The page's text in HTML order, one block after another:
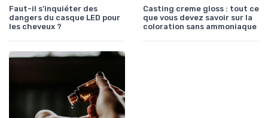
Faut-il s’inquiéter des
dangers du casque LED pour
les cheveux ?
Casting creme gloss : tout ce
que vous devez savoir sur la
coloration sans ammoniaque